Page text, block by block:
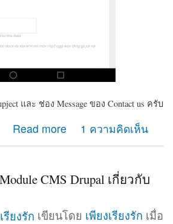
และ ช่อง Message ของ Contact us ครับ
Read more
รลบช่อง Supject และ ช่อง Massage
ของContact us
1 ความคิดเห็น
CMS Drupal เกี่ยวกับ
เขียนโดย เพียงเรียงรัก เมื่อ